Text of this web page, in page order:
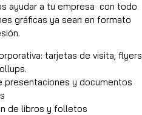
ayudar a tu empresa con todo
gráficas ya sean en formato
tarjetas de visita, flyers,
presentaciones y documentos
de libros y folletos